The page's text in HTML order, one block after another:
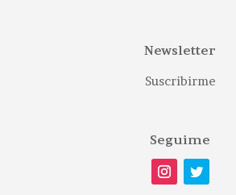
Newsletter
Suscribirme
Seguime